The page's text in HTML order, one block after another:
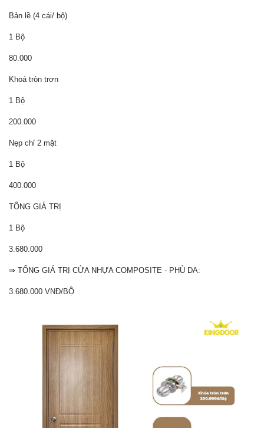
Bản lề (4 cái/ bộ)
1 Bộ
80.000
Khoá tròn trơn
1 Bộ
200.000
Nẹp chỉ 2 mặt
1 Bộ
400.000
TỔNG GIÁ TRỊ
1 Bộ
3.680.000
⇒ TỔNG GIÁ TRỊ CỬA NHỰA COMPOSITE - PHỦ DA:
3.680.000 VNĐ/BỘ